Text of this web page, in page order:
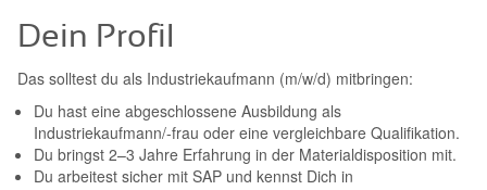
Dein Profil
Das solltest du als Industriekaufmann (m/w/d) mitbringen:
Du hast eine abgeschlossene Ausbildung als
Industriekaufmann/-frau oder eine vergleichbare Qualifikation.
Du bringst 2–3 Jahre Erfahrung in der Materialdisposition mit.
Du arbeitest sicher mit SAP und kennst Dich in